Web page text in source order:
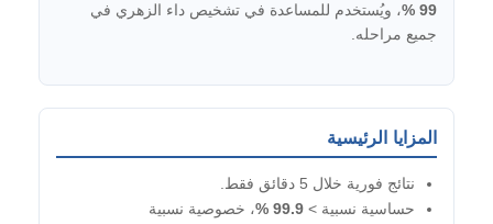
99 %
، ويُستخدم للمساعدة في تشخيص داء الزهري في
جميع مراحله.
المزايا الرئيسية
نتائج فورية خلال 5 دقائق فقط.
حساسية نسبية > 99.9 %
، خصوصية نسبية